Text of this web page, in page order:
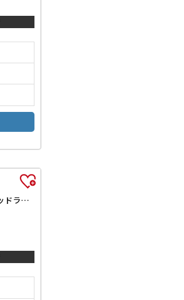
ハイブリッドG 届出済未使用車 禁煙車 クリアランスソナー オートクルーズコントロール レーンアシスト 衝突被害軽減システム オートライト LEDヘッドランプ スマートキー アイドリングストップシートヒーター